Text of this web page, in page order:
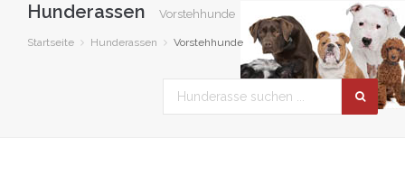
Hunderassen Vorstehhunde
Startseite Hunderassen Vorstehhunde